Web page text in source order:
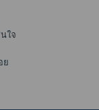
ใจ
ย